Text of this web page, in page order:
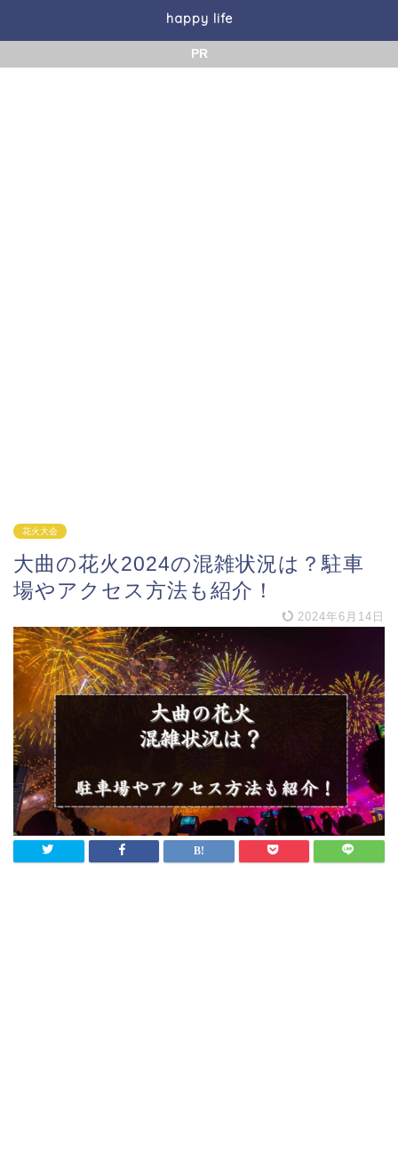
happy life
PR
花火大会
大曲の花火2024の混雑状況は？駐車
場やアクセス方法も紹介！
2024年6月14日